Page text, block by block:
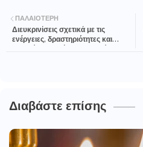
ΠΑΛΑΙΌΤΕΡΗ
Διευκρινίσεις σχετικά με τις
ενέργειες, δραστηριότητες και
Διαβάστε επίσης